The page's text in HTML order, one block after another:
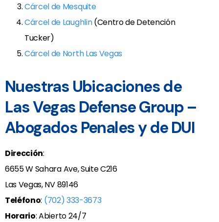
Cárcel de Mesquite
Cárcel de Laughlin(Centro de Detención
Tucker)
Cárcel de North Las Vegas
Nuestras Ubicaciones de
Las Vegas Defense Group –
Abogados Penales y de DUI
Dirección:
6655 W Sahara Ave, Suite C216
Las Vegas, NV 89146
Teléfono: (702) 333-3673
Horario: Abierto 24/7